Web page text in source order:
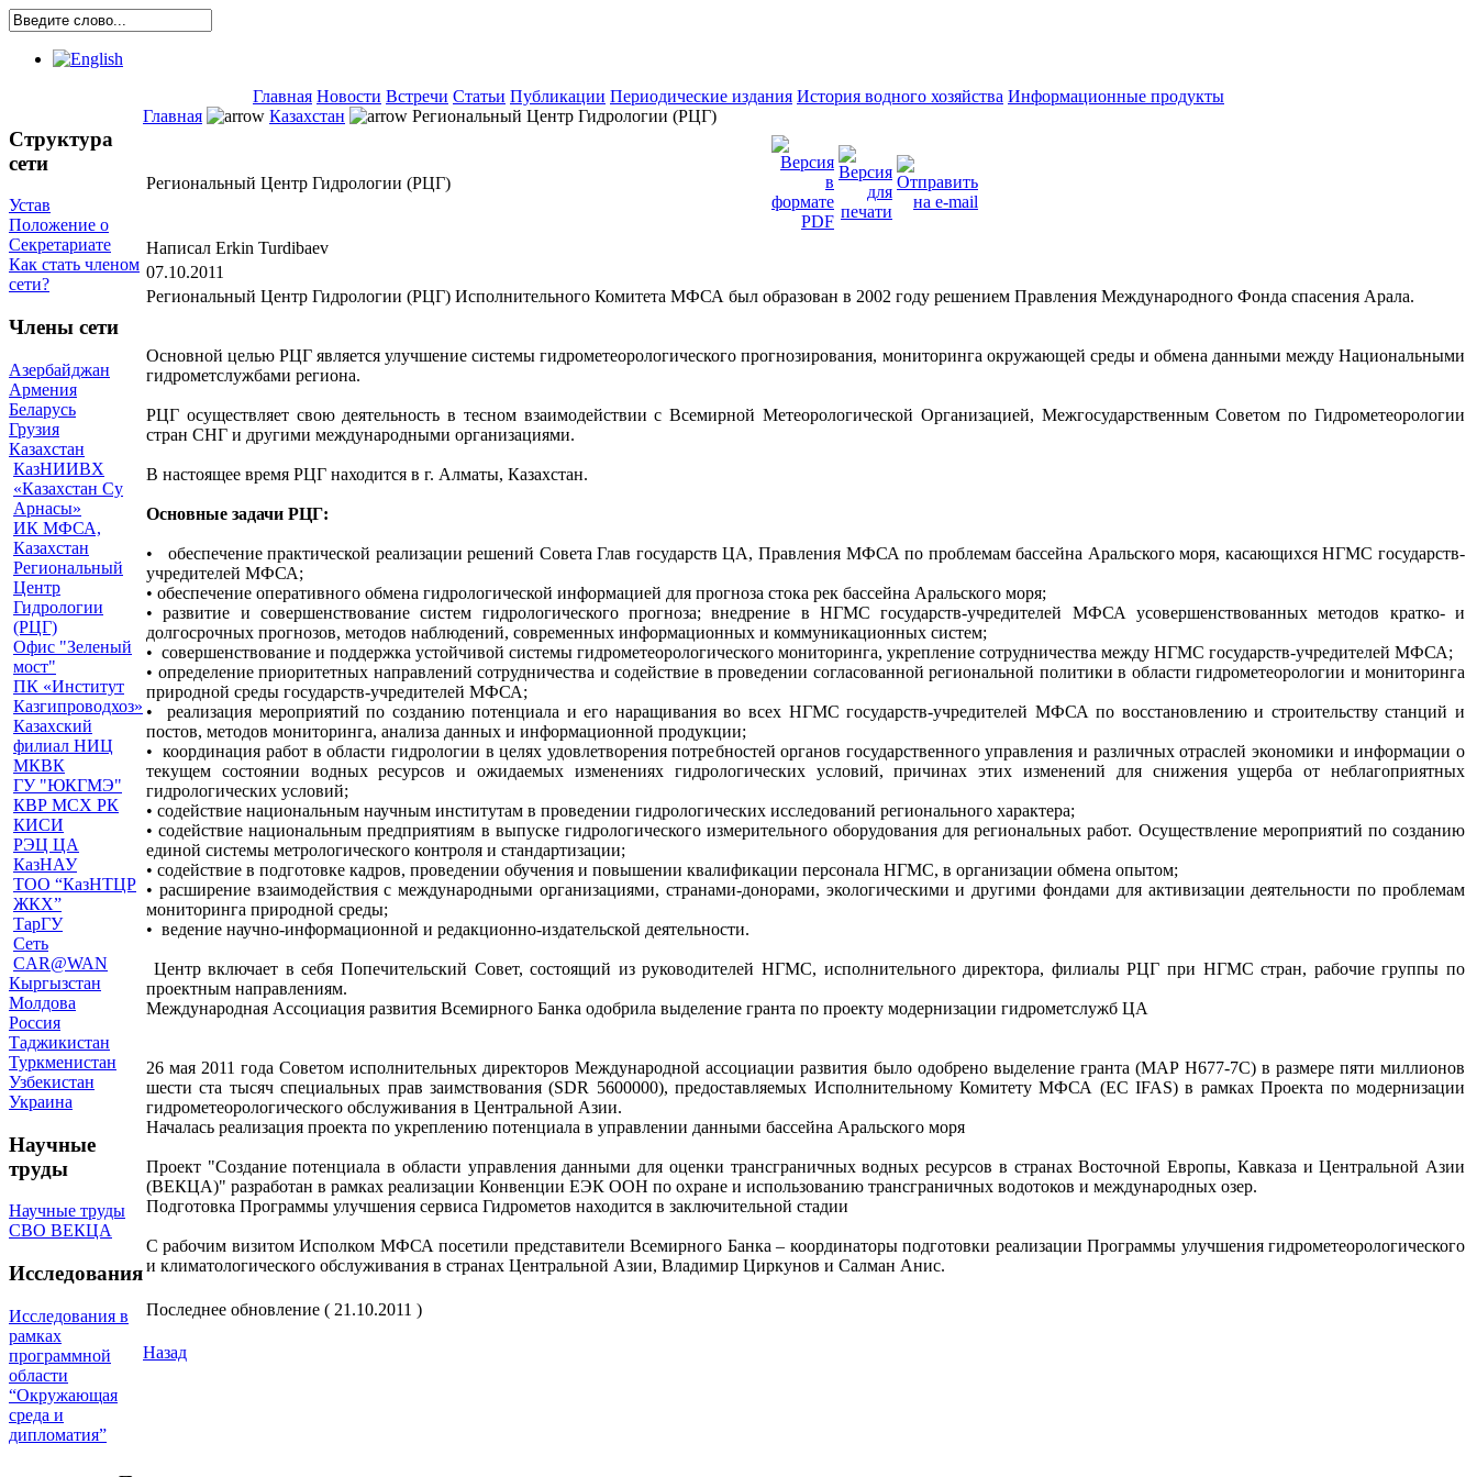
Главная Новости Встречи Статьи Публикации Периодические издания История водного хозяйства Информационные продукты
Структура
сети
Устав
Положение о
Секретариате
Как стать членом
сети?
Члены сети
Азербайджан
Армения
Беларусь
Грузия
Казахстан
КазНИИВХ
«Казахстан Су
Арнасы»
ИК МФСА,
Казахстан
Региональный
Центр
Гидрологии
(РЦГ)
Офис "Зеленый
мост"
ПК «Институт
Казгипроводхоз»
Казахский
филиал НИЦ
МКВК
ГУ "ЮКГМЭ"
КВР МСХ РК
КИСИ
РЭЦ ЦА
КазНАУ
ТОО “КазНТЦР
ЖКХ”
ТарГУ
Сеть
CAR@WAN
Кыргызстан
Молдова
Россия
Таджикистан
Туркменистан
Узбекистан
Украина
Научные
труды
Научные труды
СВО ВЕКЦА
Исследования
Исследования в
рамках
программной
области
“Окружающая
среда и
дипломатия”
Главная Казахстан Региональный Центр Гидрологии (РЦГ)
Региональный Центр Гидрологии (РЦГ)
Написал Erkin Turdibaev
07.10.2011
Региональный Центр Гидрологии (РЦГ) Исполнительного Комитета МФСА был образован в 2002 году решением Правления Международного Фонда спасения Арала.
Основной целью РЦГ является улучшение системы гидрометеорологического прогнозирования, мониторинга окружающей среды и обмена данными между Национальными
гидрометслужбами региона.
РЦГ осуществляет свою деятельность в тесном взаимодействии с Всемирной Метеорологической Организацией, Межгосударственным Советом по Гидрометеорологии
стран СНГ и другими международными организациями.
В настоящее время РЦГ находится в г. Алматы, Казахстан.
Основные задачи РЦГ:
• обеспечение практической реализации решений Совета Глав государств ЦА, Правления МФСА по проблемам бассейна Аральского моря, касающихся НГМС государств-
учредителей МФСА;
• обеспечение оперативного обмена гидрологической информацией для прогноза стока рек бассейна Аральского моря;
• развитие и совершенствование систем гидрологического прогноза; внедрение в НГМС государств-учредителей МФСА усовершенствованных методов кратко- и
долгосрочных прогнозов, методов наблюдений, современных информационных и коммуникационных систем;
• совершенствование и поддержка устойчивой системы гидрометеорологического мониторинга, укрепление сотрудничества между НГМС государств-учредителей МФСА;
• определение приоритетных направлений сотрудничества и содействие в проведении согласованной региональной политики в области гидрометеорологии и мониторинга
природной среды государств-учредителей МФСА;
• реализация мероприятий по созданию потенциала и его наращивания во всех НГМC государств-учредителей МФСА по восстановлению и строительству станций и
постов, методов мониторинга, анализа данных и информационной продукции;
• координация работ в области гидрологии в целях удовлетворения потребностей органов государственного управления и различных отраслей экономики и информации о
текущем состоянии водных ресурсов и ожидаемых изменениях гидрологических условий, причинах этих изменений для снижения ущерба от неблагоприятных
гидрологических условий;
• содействие национальным научным институтам в проведении гидрологических исследований регионального характера;
• содействие национальным предприятиям в выпуске гидрологического измерительного оборудования для региональных работ. Осуществление мероприятий по созданию
единой системы метрологического контроля и стандартизации;
• содействие в подготовке кадров, проведении обучения и повышении квалификации персонала НГМС, в организации обмена опытом;
• расширение взаимодействия с международными организациями, странами-донорами, экологическими и другими фондами для активизации деятельности по проблемам
мониторинга природной среды;
• ведение научно-информационной и редакционно-издательской деятельности.
Центр включает в себя Попечительский Совет, состоящий из руководителей НГМС, исполнительного директора, филиалы РЦГ при НГМС стран, рабочие группы по
проектным направлениям.
Международная Ассоциация развития Всемирного Банка одобрила выделение гранта по проекту модернизации гидрометслужб ЦА
26 мая 2011 года Советом исполнительных директоров Международной ассоциации развития было одобрено выделение гранта (МАР H677-7C) в размере пяти миллионов
шести ста тысяч специальных прав заимствования (SDR 5600000), предоставляемых Исполнительному Комитету МФСА (EC IFAS) в рамках Проекта по модернизации
гидрометеорологического обслуживания в Центральной Азии.
Началась реализация проекта по укреплению потенциала в управлении данными бассейна Аральского моря
Проект "Создание потенциала в области управления данными для оценки трансграничных водных ресурсов в странах Восточной Европы, Кавказа и Центральной Азии
(ВЕКЦА)" разработан в рамках реализации Конвенции ЕЭК ООН по охране и использованию трансграничных водотоков и международных озер.
Подготовка Программы улучшения сервиса Гидрометов находится в заключительной стадии
С рабочим визитом Исполком МФСА посетили представители Всемирного Банка – координаторы подготовки реализации Программы улучшения гидрометеорологического
и климатологического обслуживания в странах Центральной Азии, Владимир Циркунов и Салман Анис.
Последнее обновление ( 21.10.2011 )
Назад